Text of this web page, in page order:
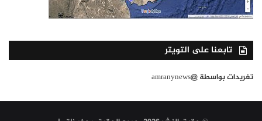
تابعنا على التويتر
تغريدات بواسطة @amranynews